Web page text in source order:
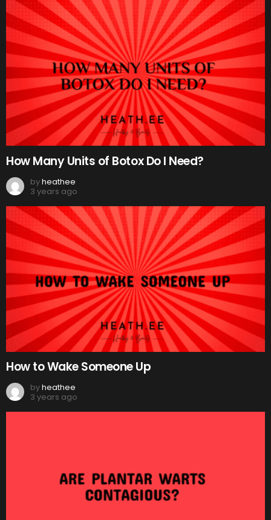
How Many Units of Botox Do I Need?
byheathee
3 years ago
How to Wake Someone Up
byheathee
3 years ago